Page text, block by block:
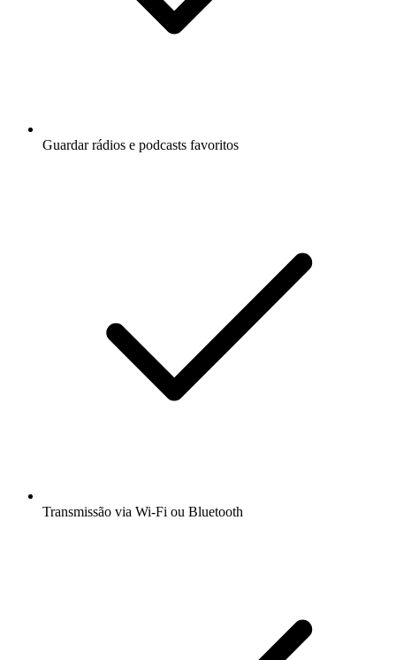
Guardar rádios e podcasts favoritos
Transmissão via Wi-Fi ou Bluetooth